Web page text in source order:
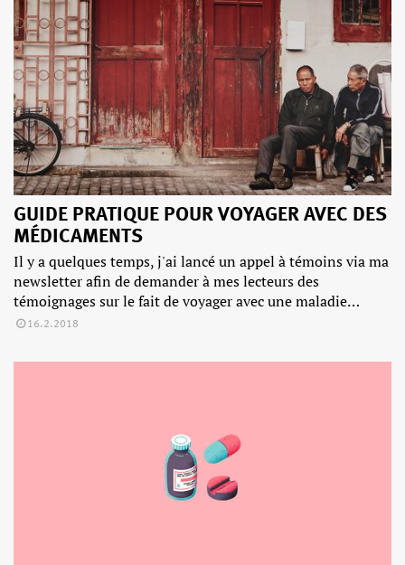
GUIDE PRATIQUE POUR VOYAGER AVEC DES
MÉDICAMENTS
Il y a quelques temps, j'ai lancé un appel à témoins via ma
newsletter afin de demander à mes lecteurs des
témoignages sur le fait de voyager avec une maladie…
16.2.2018